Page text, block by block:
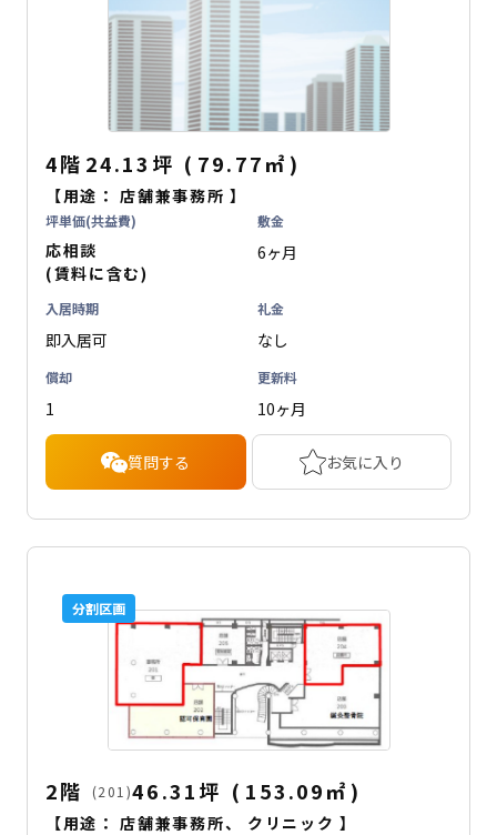
4階 24.13坪 ( 79.77㎡ )
【用途：店舗兼事務所 】
坪単価(共益費)
応相談
(賃料に含む)
敷金
6ヶ月
入居時期
即入居可
礼金
なし
償却
1
更新料
10ヶ月
質問する お気に入り
分割区画
2階 (201)46.31坪 ( 153.09㎡ )
【用途：店舗兼事務所、 クリニック 】